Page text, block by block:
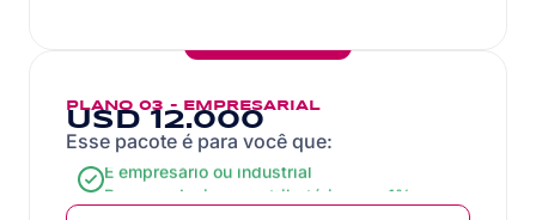
PLANO 03 - EMPRESARIAL
USD 12.000
Esse pacote é para você que:
É empresário ou industrial
Busca reduzir carga tributária para 1%
Importa insumos ou maquinário